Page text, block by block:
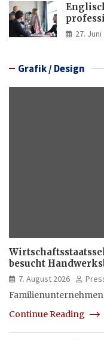
27. Juni
Grafik / Design
besucht
Freiburg
7. August 2026
Continue Reading